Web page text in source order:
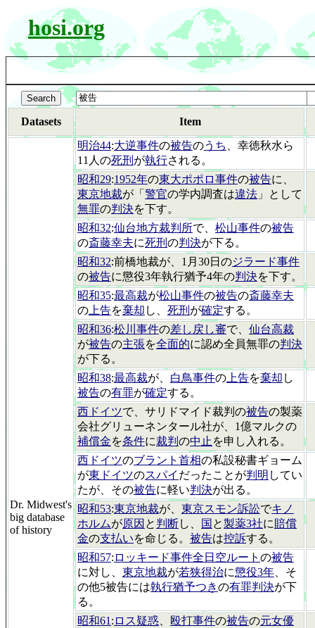
hosi.org
Datasets Item
Dr. Midwest's
big database
of history
明治44:大逆事件の被告のうち
、幸徳秋水ら
11人の死刑 が執行される。
昭和29:1952年の東大ポポロ事件の被告に、
東京地裁が「 警官の学内調査は違法 」として
無罪の判決を下す。
昭和32:仙台地方裁判所で、 松山事件の被告
の斎藤幸夫に死刑 の判決が下る。
昭和32:前橋地裁が、1月30日のジラード事件
の被告に懲役3年執行猶予4年の判決を下す。
昭和35:最高裁が松山事件の被告の斎藤幸夫
の 上告を棄却 し、 死刑 が確定する。
昭和36:松川事件の差し戻し審で、 仙台高裁
が被告の主張を全面的に認め全員無罪の判決
が下る。
昭和38:最高裁が、 白鳥事件の 上告を棄却 し
被告の有罪が確定する。
西ドイツで、サリドマイド裁判の被告の製薬
会社グリューネンタール社が、1億マルクの
補償金を条件に裁判 の中止 を申し入れる。
西ドイツのブラント首相の私設秘書ギョーム
が東ドイツのスパイ だったことが判明 してい
たが、その被告に軽い判決が出る。
昭和53:東京地裁が、 東京スモン訴訟でキノ
ホルムが原因 と 判断し、 国 と製薬3社に賠償
金の支払いを命じる。 被告は控訴する。
昭和57: ロッキード事件全日空ルート の被告
に対し、 東京地裁が若狭得治に懲役3年 、そ
の他5被告には執行猶予つきの有罪判決が下
る。
昭和61 : ロス疑惑 殴打事件の被告の元女優